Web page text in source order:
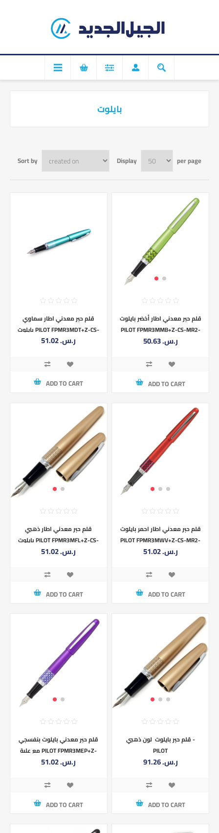
بايلوت
Sort by Display per page
قلم حبر معدني اطار سماوي
بايلوت PILOT FPMR3MDT+Z-CS-
MR2-S1
51.02 ر.س.‏
ADD TO CART
قلم حبر معدني اطار أخضر بايلوت
PILOT FPMR3MMB+Z-CS-MR2-
S150.63 ر.س.‏
ADD TO CART
قلم حبر معدني اطار ذهبي
بايلوت PILOT FPMR3MFL+Z-CS-
MR2-S1
51.02 ر.س.‏
ADD TO CART
قلم حبر معدني اطار احمر بايلوت
PILOT FPMR3MWV+Z-CS-MR2-
S151.02 ر.س.‏
ADD TO CART
قلم حبر معدني بايلوت بنفسجي
مع علبة PILOT FPMR3MEP+Z-
CS-MR2-S1
51.02 ر.س.‏
ADD TO CART
قلم حبر بايلوت لون ذهبي -
PILOT
91.26 ر.س.‏
ADD TO CART